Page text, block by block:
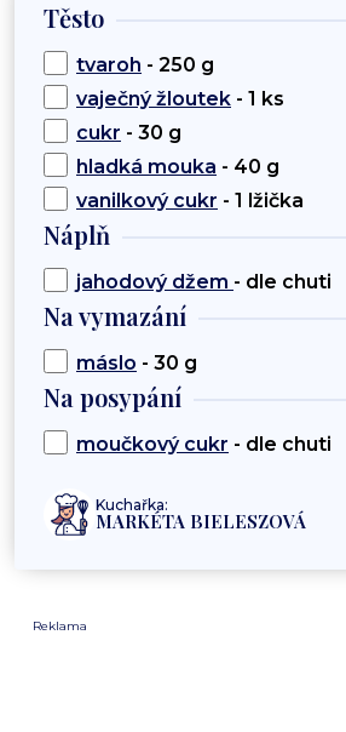
Těsto
tvaroh - 250 g
vaječný žloutek - 1 ks
cukr - 30 g
hladká mouka - 40 g
vanilkový cukr - 1 lžička
Náplň
jahodový džem - dle chuti
Na vymazání
máslo - 30 g
Na posypání
moučkový cukr - dle chuti
Kuchařka:
MARKÉTA BIELESZOVÁ
Reklama